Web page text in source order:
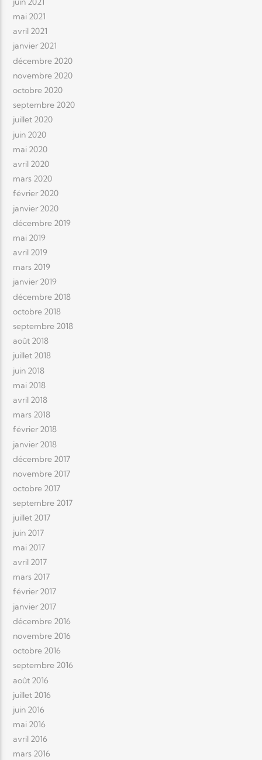
mai 2021
avril 2021
janvier 2021
décembre 2020
novembre 2020
octobre 2020
septembre 2020
juillet 2020
juin 2020
mai 2020
avril 2020
mars 2020
février 2020
janvier 2020
décembre 2019
mai 2019
avril 2019
mars 2019
janvier 2019
décembre 2018
octobre 2018
septembre 2018
août 2018
juillet 2018
juin 2018
mai 2018
avril 2018
mars 2018
février 2018
janvier 2018
décembre 2017
novembre 2017
octobre 2017
septembre 2017
juillet 2017
juin 2017
mai 2017
avril 2017
mars 2017
février 2017
janvier 2017
décembre 2016
novembre 2016
octobre 2016
septembre 2016
août 2016
juillet 2016
juin 2016
mai 2016
avril 2016
mars 2016